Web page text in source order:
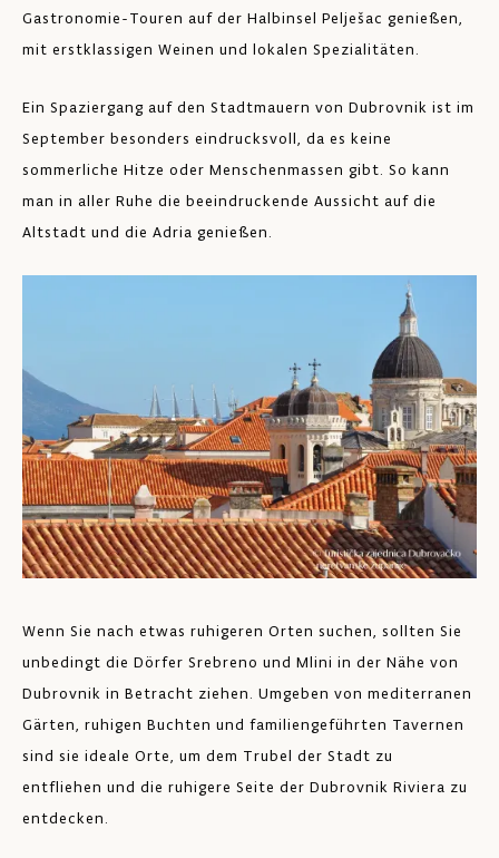
Gastronomie-Touren auf der Halbinsel Pelješac genießen,
mit erstklassigen Weinen und lokalen Spezialitäten.
Ein Spaziergang auf den Stadtmauern von Dubrovnik ist im
September besonders eindrucksvoll, da es keine
sommerliche Hitze oder Menschenmassen gibt. So kann
man in aller Ruhe die beeindruckende Aussicht auf die
Altstadt und die Adria genießen.
Wenn Sie nach etwas ruhigeren Orten suchen, sollten Sie
unbedingt die Dörfer Srebreno und Mlini in der Nähe von
Dubrovnik in Betracht ziehen. Umgeben von mediterranen
Gärten, ruhigen Buchten und familiengeführten Tavernen
sind sie ideale Orte, um dem Trubel der Stadt zu
entfliehen und die ruhigere Seite der Dubrovnik Riviera zu
entdecken.